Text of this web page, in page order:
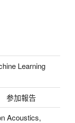
Learning
参加報告
Acoustics,